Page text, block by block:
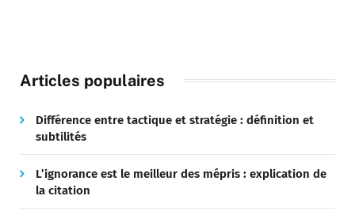
Articles populaires
Différence entre tactique et stratégie : définition et
subtilités
L’ignorance est le meilleur des mépris : explication de
la citation